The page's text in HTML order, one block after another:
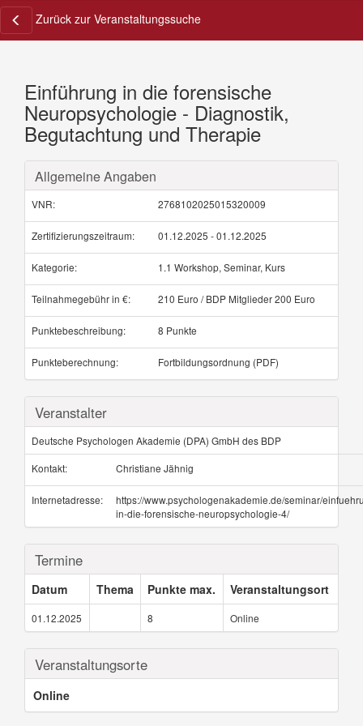
Zurück zur Veranstaltungssuche
Einführung in die forensische
Neuropsychologie - Diagnostik,
Begutachtung und Therapie
Allgemeine Angaben
VNR: 2768102025015320009
Zertifizierungszeitraum: 01.12.2025 - 01.12.2025
Kategorie: 1.1 Workshop, Seminar, Kurs
Teilnahmegebühr in €: 210 Euro / BDP Mitglieder 200 Euro
Punktebeschreibung: 8 Punkte
Punkteberechnung: Fortbildungsordnung (PDF)
Veranstalter
Deutsche Psychologen Akademie (DPA) GmbH des BDP
Kontakt:
Christiane Jähnig
Internetadresse:
https://www.psychologenakademie.de/seminar/
in-die-forensische-neuropsychologie-4/
Termine
Datum Thema Punkte max. Veranstaltungsort
01.12.2025 8 Online
Veranstaltungsorte
Online